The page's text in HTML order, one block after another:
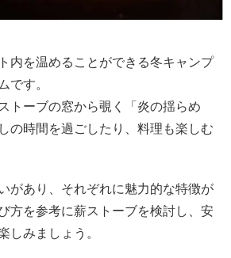
内を温めることができる冬キャンプ
です。
トーブの窓から覗く「炎の揺らめ
の時間を過ごしたり、料理も楽しむ
があり、それぞれに魅力的な特徴が
方を参考に薪ストーブを検討し、安
しみましょう。